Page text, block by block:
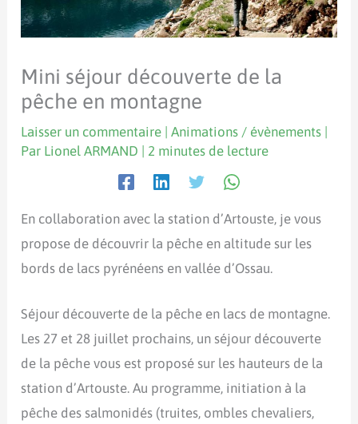
Mini séjour découverte de la
pêche en montagne
Laisser un commentaire |Animations / évènements
Par Lionel ARMAND 2 minutes de lecture
En collaboration avec la station d’Artouste, je vous
propose de découvrir la pêche en altitude sur les
bords de lacs pyrénéens en vallée d’Ossau.
Séjour découverte de la pêche en lacs de montagne.
Les 27 et 28 juillet prochains, un séjour découverte
de la pêche vous est proposé sur les hauteurs de la
station d’Artouste. Au programme, initiation à la
pêche des salmonidés (truites, ombles chevaliers,